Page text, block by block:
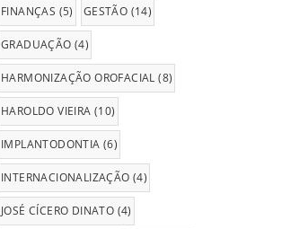
FINANÇAS (5) GESTÃO (14)
GRADUAÇÃO (4)
HARMONIZAÇÃO OROFACIAL (8)
HAROLDO VIEIRA (10)
IMPLANTODONTIA (6)
INTERNACIONALIZAÇÃO (4)
JOSÉ CÍCERO DINATO (4)